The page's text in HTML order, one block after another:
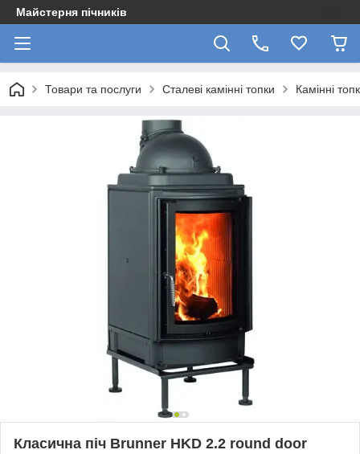
Майстерня пічників
Товари та послуги Сталеві камінні топки Камінні
Класична піч Brunner HKD 2.2 round door